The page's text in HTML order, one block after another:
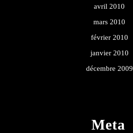
avril 2010
mars 2010
février 2010
janvier 2010
décembre 2009
Meta